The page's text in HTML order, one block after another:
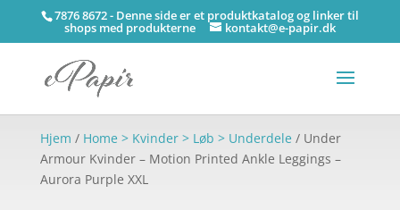
7876 8672 - Denne side er et produktkatalog og linker til
shops med produkterne kontakt@e-papir.dk
Hjem / Home > Kvinder > Løb > Underdele / Under
Armour Kvinder – Motion Printed Ankle Leggings –
Aurora Purple XXL